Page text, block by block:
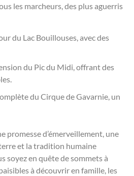
les marcheurs, des plus aguerris
du Lac Bouillouses, avec des
du Pic du Midi, offrant des
du Cirque de Gavarnie, un
promesse d’émerveillement, une
et la tradition humaine
soyez en quête de sommets à
à découvrir en famille, les